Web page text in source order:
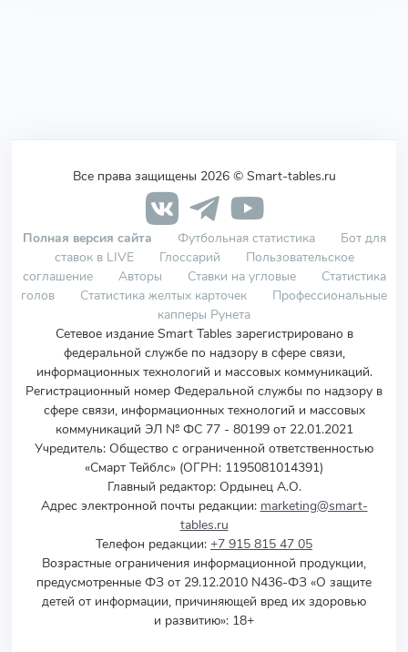
Все права защищены 2026 © Smart-tables.ru
Полная версия сайта Футбольная статистика
Бот для
ставок в LIVE
Глоссарий
Пользовательское
соглашение
Авторы Ставки на угловые
Статистика
голов
Статистика желтых карточек
Профессиональные
капперы Рунета
Сетевое издание Smart Tables зарегистрировано в
федеральной службе по надзору в сфере связи,
информационных технологий и массовых коммуникаций.
Регистрационный номер Федеральной службы по надзору в
сфере связи, информационных технологий и массовых
коммуникаций ЭЛ № ФС 77 - 80199 от 22.01.2021
Учредитель: Общество с ограниченной ответственностью
«Смарт Тейблс» (ОГРН: 1195081014391)
Главный редактор: Ордынец А.О.
Адрес электронной почты редакции: marketing@smart-
tables.ru
Телефон редакции: +7 915 815 47 05
Возрастные ограничения информационной продукции,
предусмотренные ФЗ от 29.12.2010 N436-ФЗ «О защите
детей от информации, причиняющей вред их здоровью
и развитию»: 18+